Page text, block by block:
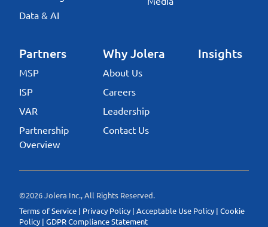
Data & AI
Partners
MSP
ISP
VAR
Partnership
Overview
Why Jolera
About Us
Careers
Leadership
Contact Us
Insights
©2026 Jolera Inc., All Rights Reserved.
Terms of Service | Privacy Policy| Acceptable Use Policy| Cookie
Policy| GDPR Compliance Statement